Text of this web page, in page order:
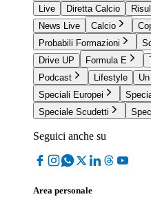
Live
Diretta Calcio
News Live
Calcio
Probabili Formazioni
Drive UP
Formula E
Podcast
Lifestyle
Speciali Europei
Speciale Scudetti
Seguici anche su
Area personale